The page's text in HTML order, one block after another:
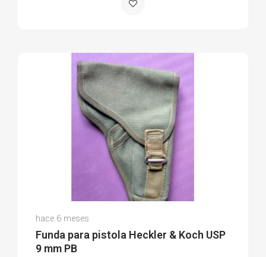
(0)
hace 6 meses
Funda para pistola Heckler & Koch USP
9 mm PB